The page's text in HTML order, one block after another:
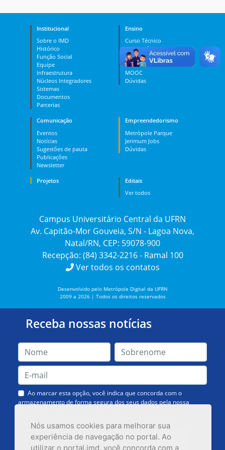
Nós usamos cookies para melhorar sua
experiência de navegação no portal. Ao
utilizar o portal.imd, você concorda com a
Institucional
Sobre o IMD
Histórico
Função Social
Equipe
Infraestrutura
Núcleos Integradores
Sistemas
Documentos
Parcerias
Ensino
Curso Técnico
Graduação
Pós-graduação
PES
MOOC
Dúvidas
Comunicação
Eventos
Notícias
Sugestões de pauta
Publicações
Newsletter
Empreendedorismo
Metrópole Parque
Jerimum Jobs
Dúvidas
Projetos
Editais
Ver todos
Campus Universitário Central da UFRN
Av. Capitão-Mor Gouveia, S/N - Lagoa Nova,
Natal/RN, CEP: 59078-900
Recepção: (84) 3342-2216 - Ramal 100
Ver todos os contatos
Desenvolvido pelo Metrópole Digital da UFRN
2009 a 2026 | Todos os direitos reservados
Receba nossas notícias
Ao marcar esta opção, você indica que concorda com o
armazenamento de forma segura dos seus dados pela nossa